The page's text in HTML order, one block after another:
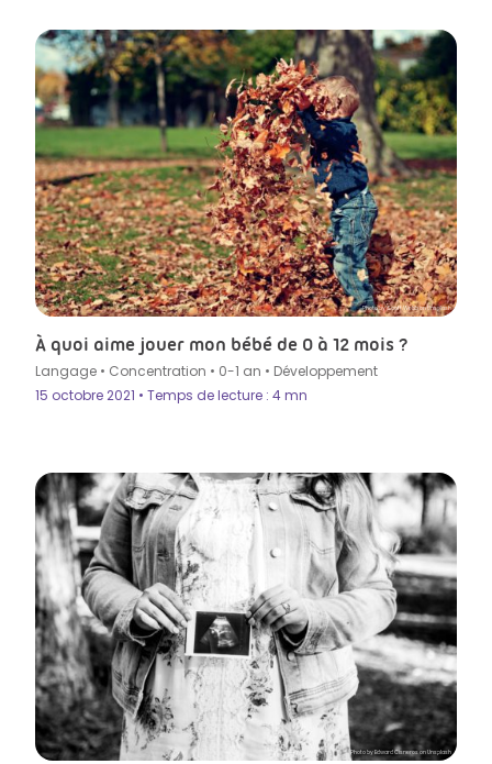
Photo by Scott Webb on Unsplash
À quoi aime jouer mon bébé de 0 à 12 mois ?
Langage • Concentration • 0-1 an • Développement
15 octobre 2021 • Temps de lecture : 4 mn
Photo by Edward Cisneros on Unsplash